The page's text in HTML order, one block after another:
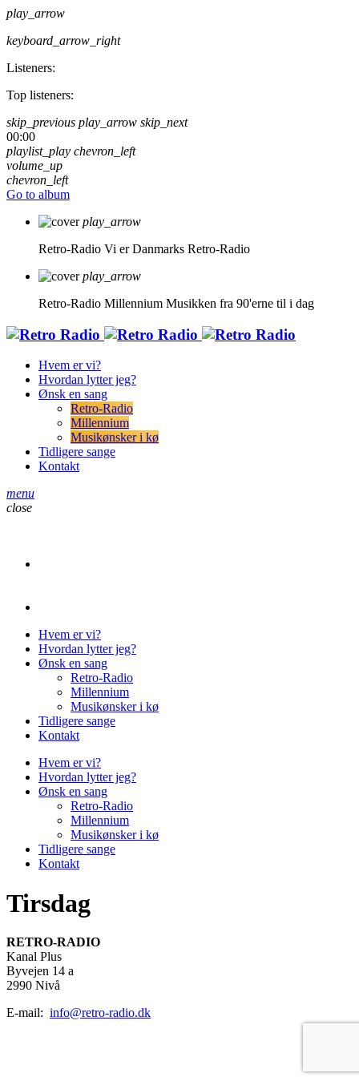
play_arrow
keyboard_arrow_right
Listeners:
Top listeners:
skip_previous play_arrow skip_next
00:00
playlist_play chevron_left
volume_up
chevron_left
Go to album
play_arrow
Retro-Radio Vi er Danmarks Retro-Radio
play_arrow
Retro-Radio Millennium Musikken fra 90'erne til i dag
Hvem er vi?
Hvordan lytter jeg?
Ønsk en sang
Retro-Radio
Millennium
Musikønsker i kø
Tidligere sange
Kontakt
menu
close
Hvem er vi?
Hvordan lytter jeg?
Ønsk en sang
Retro-Radio
Millennium
Musikønsker i kø
Tidligere sange
Kontakt
Hvem er vi?
Hvordan lytter jeg?
Ønsk en sang
Retro-Radio
Millennium
Musikønsker i kø
Tidligere sange
Kontakt
Tirsdag
RETRO-RADIO
Kanal Plus
Byvejen 14 a
2990 Nivå
E-mail: info@retro-radio.dk